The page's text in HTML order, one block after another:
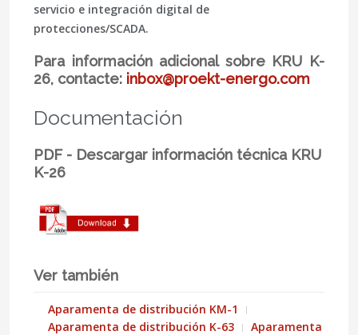
servicio e integración digital de
protecciones/SCADA.
Para información adicional sobre KRU K-
26, contacte: inbox@proekt-energo.com
Documentación
PDF - Descargar información técnica KRU
K-26
Ver también
Aparamenta de distribución KM-1
Aparamenta de distribución K-63
Aparamenta